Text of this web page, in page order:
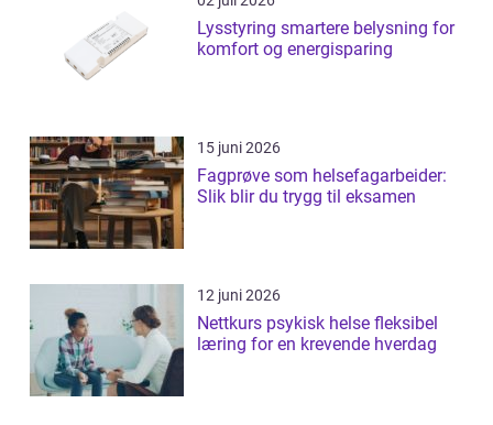
Lysstyring smartere belysning for
komfort og energisparing
15 juni 2026
Fagprøve som helsefagarbeider:
Slik blir du trygg til eksamen
12 juni 2026
Nettkurs psykisk helse fleksibel
læring for en krevende hverdag